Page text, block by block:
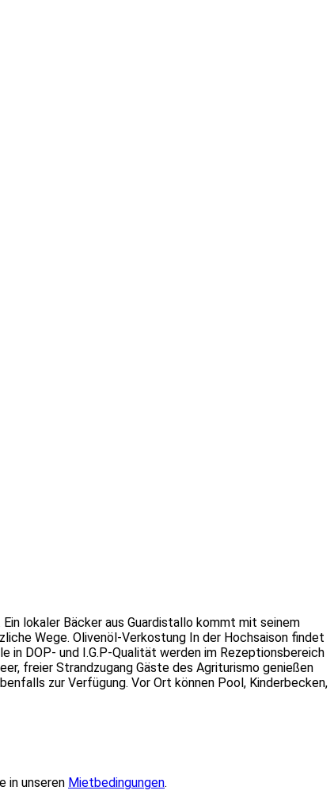
lokaler Bäcker aus Guardistallo kommt mit seinem
Wege. Olivenöl-Verkostung In der Hochsaison findet
in DOP- und I.G.P-Qualität werden im Rezeptionsbereich
freier Strandzugang Gäste des Agriturismo genießen
zur Verfügung. Vor Ort können Pool, Kinderbecken,
in unseren Mietbedingungen.